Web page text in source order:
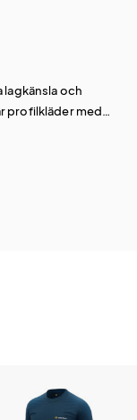
lagkänsla och
profilkläder med
event och